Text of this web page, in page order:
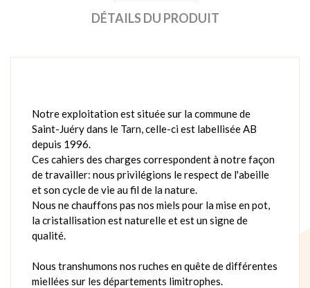
DÉTAILS DU PRODUIT
Notre exploitation est située sur la commune de
Saint-Juéry dans le Tarn, celle-ci est labellisée AB
depuis 1996.
Ces cahiers des charges correspondent à notre façon
de travailler: nous privilégions le respect de l'abeille
et son cycle de vie au fil de la nature.
Nous ne chauffons pas nos miels pour la mise en pot,
la cristallisation est naturelle et est un signe de
qualité.
Nous transhumons nos ruches en quête de différentes
miellées sur les départements limitrophes.